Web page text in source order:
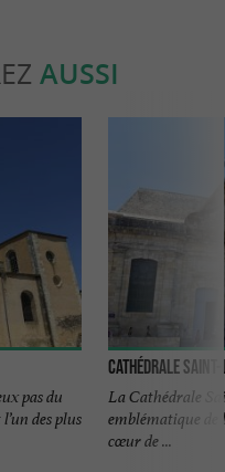
AUSSI
pas du
des plus
Cathédrale Saint-
La Cathédrale
emblématique de
cœur de ...